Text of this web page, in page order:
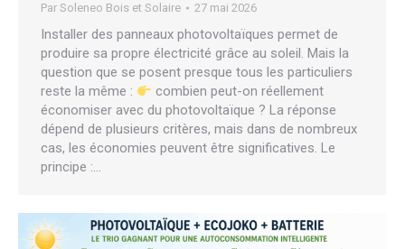
Par Soleneo Bois et Solaire 27 mai 2026
Installer des panneaux photovoltaïques permet de
produire sa propre électricité grâce au soleil. Mais la
question que se posent presque tous les particuliers
reste la même :
combien peut-on réellement
économiser avec du photovoltaïque ? La réponse
dépend de plusieurs critères, mais dans de nombreux
cas, les économies peuvent être significatives. Le
principe :…